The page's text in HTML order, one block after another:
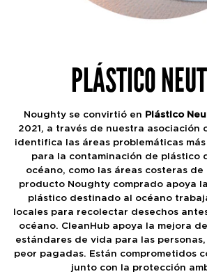
PLÁSTICO
Noughty se convirtió en Plástico
2021, a través de nuestra asociación
identifica las áreas problemáticas
para la contaminación de plástico
océano, como las áreas costeras
producto Noughty comprado apoya
plástico destinado al océano
locales para recolectar desechos
océano. CleanHub apoya la mejora
estándares de vida para las
peor pagadas. Están comprometidos
junto con la protección